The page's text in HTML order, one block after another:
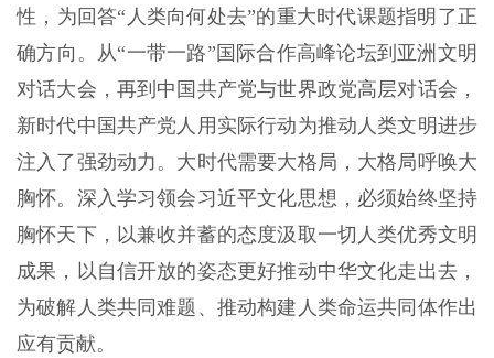
性，为回答“人类向何处去”的重大时代课题指明了正
确方向。从“一带一路”国际合作高峰论坛到亚洲文明
对话大会，再到中国共产党与世界政党高层对话会，
新时代中国共产党人用实际行动为推动人类文明进步
注入了强劲动力。大时代需要大格局，大格局呼唤大
胸怀。深入学习领会习近平文化思想，必须始终坚持
胸怀天下，以兼收并蓄的态度汲取一切人类优秀文明
成果，以自信开放的姿态更好推动中华文化走出去，
为破解人类共同难题、推动构建人类命运共同体作出
应有贡献。